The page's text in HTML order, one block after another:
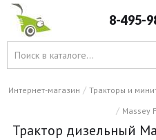
8-495-
Интернет-магазин / Тракторы и
/ Massey
Трактор дизельный